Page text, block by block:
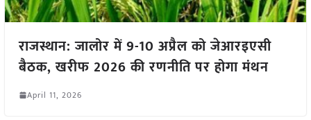
राजस्थान: जालोर में 9-10 अप्रैल को जेआरइएसी
बैठक, खरीफ 2026 की रणनीति पर होगा मंथन
April 11, 2026